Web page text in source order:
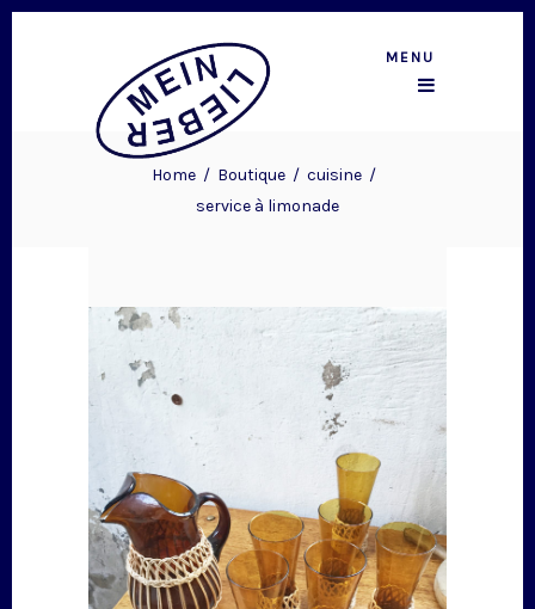
MENU
Home / Boutique / cuisine /
service à limonade